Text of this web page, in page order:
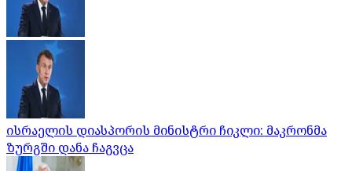
ისრაელის დიასპორის მინისტრი ჩიკლი: მაკრონმა
ზურგში დანა ჩაგვცა